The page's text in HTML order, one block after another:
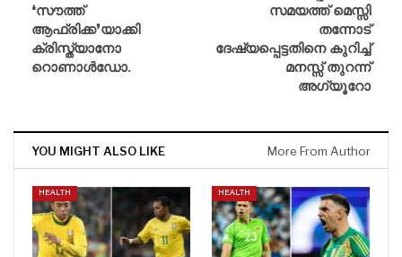
❛സൗത്ത്
ആഫ്രിക്ക❜യാക്കി
ക്രിസ്ത്യാനോ
റൊണാൾഡോ.
സമയത്ത് മെസ്സി
തന്നോട്
ദേഷ്യപ്പെട്ടതിനെ കുറിച്ച്
മനസ്സ് തുറന്ന്
അഗ്യൂറോ
YOU MIGHT ALSO LIKE More From Author
HEALTH HEALTH